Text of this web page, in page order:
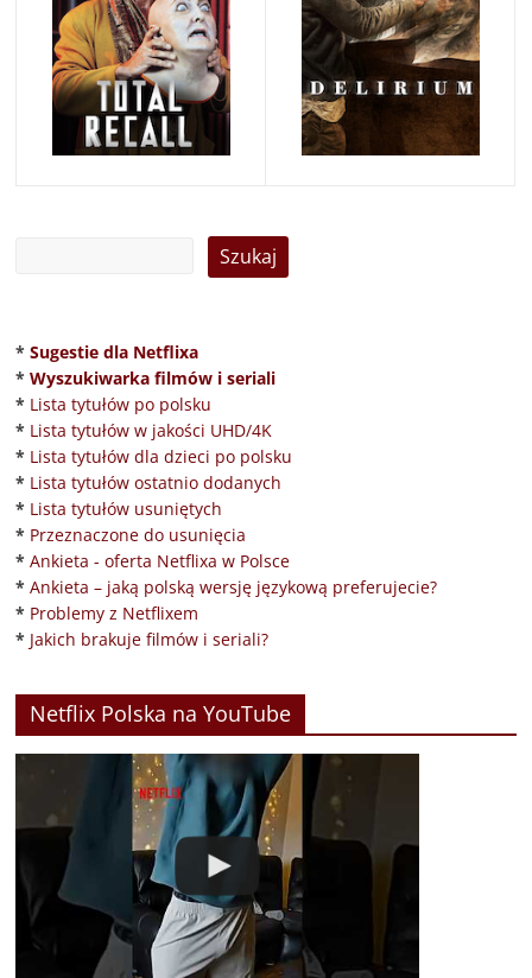
* Sugestie dla Netflixa
* Wyszukiwarka filmów i seriali
* Lista tytułów po polsku
* Lista tytułów w jakości UHD/4K
* Lista tytułów dla dzieci po polsku
* Lista tytułów ostatnio dodanych
* Lista tytułów usuniętych
* Przeznaczone do usunięcia
* Ankieta - oferta Netflixa w Polsce
* Ankieta – jaką polską wersję językową preferujecie?
* Problemy z Netflixem
* Jakich brakuje filmów i seriali?
Netflix Polska na YouTube